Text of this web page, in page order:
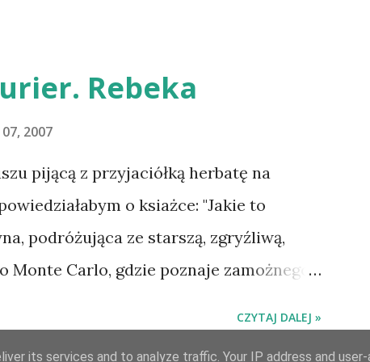
Rebeka
2007
pijącą z przyjaciółką herbatę na
o ksiażce: "Jakie to
podróżująca ze starszą, zgryźliwą,
Monte Carlo, gdzie poznaje zamożnego
rokiem. Gdy starsza pani choruje,
CZYTAJ DALEJ »
its services and to analyze traffic. Your IP address and